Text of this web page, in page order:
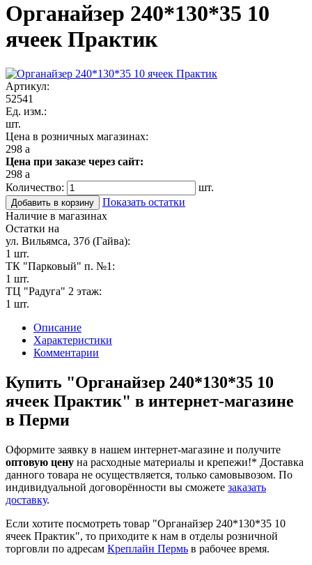
Органайзер 240*130*35 10
ячеек Практик
Артикул:
52541
Ед. изм.:
шт.
Цена в розничных магазинах:
298 a
Цена при заказе через сайт:
298 a
Количество:
шт.
Добавить в корзину
Показать остатки
Наличие в магазинах
Остатки на
ул. Вильямса, 37б (Гайва):
1 шт.
ТК "Парковый" п. №1:
1 шт.
ТЦ "Радуга" 2 этаж:
1 шт.
Описание
Характеристики
Комментарии
Купить "Органайзер 240*130*35 10
ячеек Практик" в интернет-магазине
в Перми
Оформите заявку в нашем интернет-магазине и получите
оптовую цену на расходные материалы и крепежи!* Доставка
данного товара не осуществляется, только самовывозом. По
индивидуальной договорённости вы сможете заказать
доставку.
Если хотите посмотреть товар "Органайзер 240*130*35 10
ячеек Практик", то приходите к нам в отделы розничной
торговли по адресам Креплайн Пермь в рабочее время.